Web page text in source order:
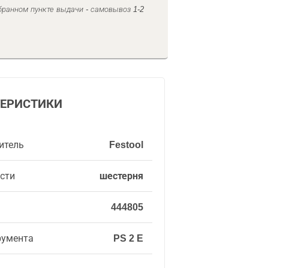
пункте выдачи - самовывоз 1-2
Festool
шестерня
444805
PS 2 E